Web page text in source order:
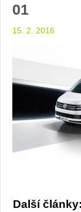
01
15. 2. 2016
Další články: